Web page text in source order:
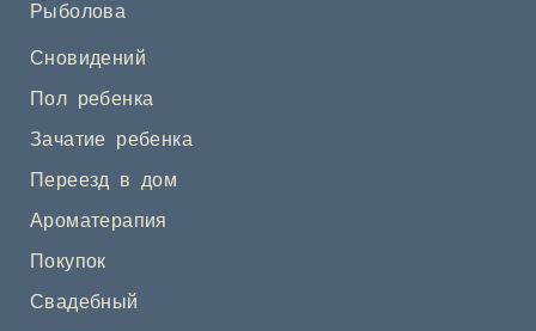
Рыболова
Сновидений
Пол ребенка
Зачатие ребенка
Переезд в дом
Ароматерапия
Покупок
Свадебный